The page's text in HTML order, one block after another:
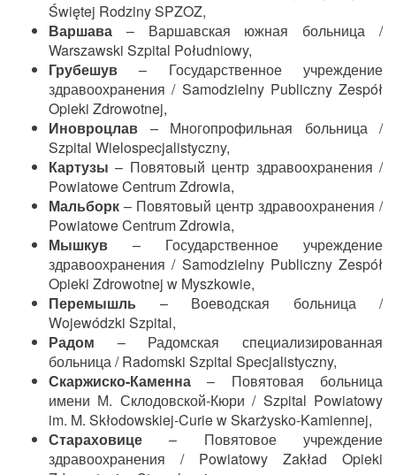
Świętej Rodziny SPZOZ,
Варшава – Варшавская южная больница /
Warszawski Szpital Południowy,
Грубешув – Государственное учреждение
здравоохранения / Samodzielny Publiczny Zespół
Opieki Zdrowotnej,
Иновроцлав – Многопрофильная больница /
Szpital Wielospecjalistyczny,
Картузы – Повятовый центр здравоохранения /
Powiatowe Centrum Zdrowia,
Мальборк – Повятовый центр здравоохранения /
Powiatowe Centrum Zdrowia,
Мышкув – Государственное учреждение
здравоохранения / Samodzielny Publiczny Zespół
Opieki Zdrowotnej w Myszkowie,
Перемышль – Воеводская больница /
Wojewódzki Szpital,
Радом – Радомская специализированная
больница / Radomski Szpital Specjalistyczny,
Скаржиско-Каменна – Повятовая больница
имени М. Склодовской-Кюри / Szpital Powiatowy
im. M. Skłodowskiej-Curie w Skarżysko-Kamiennej,
Стараховице – Повятовое учреждение
здравоохранения / Powiatowy Zakład Opieki